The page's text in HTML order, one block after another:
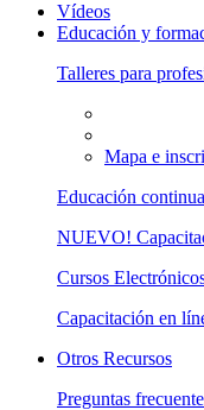
Vídeos
Educación y
Talleres para
Mapa e
Educación
NUEVO!
Cursos
Capacitación en
Otros Recursos
Preguntas